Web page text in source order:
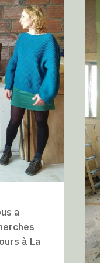
a
à La